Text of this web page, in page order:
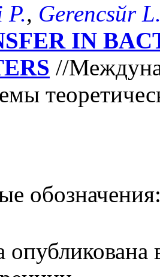
, Gerencsйr
IN
//
опубликована